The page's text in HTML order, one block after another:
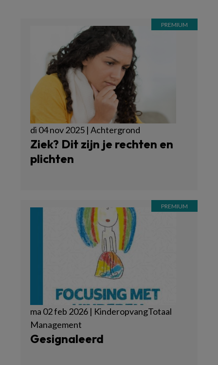
di 04 nov 2025 | Achtergrond
Ziek? Dit zijn je rechten en
plichten
ma 02 feb 2026 | KinderopvangTotaal
Management
Gesignaleerd